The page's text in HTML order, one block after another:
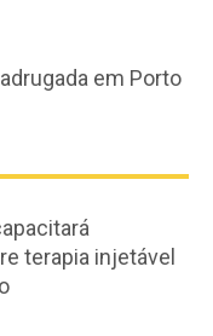
em Porto
terapia injetável